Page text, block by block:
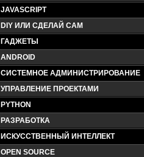
JAVASCRIPT
DIY ИЛИ СДЕЛАЙ САМ
ГАДЖЕТЫ
ANDROID
СИСТЕМНОЕ АДМИНИСТРИРОВАНИЕ
УПРАВЛЕНИЕ ПРОЕКТАМИ
PYTHON
РАЗРАБОТКА
ИСКУССТВЕННЫЙ ИНТЕЛЛЕКТ
OPEN SOURCE